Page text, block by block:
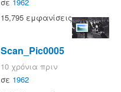
15,795 εμφανίσεις
Scan_Pic0005
10 χρόνια πριν
σε 1962